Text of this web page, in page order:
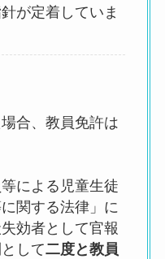
が定着していま
合、教員免許は
による児童生徒
関する法律」に
効者として官報
して二度と教員